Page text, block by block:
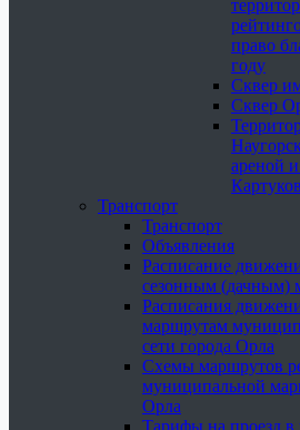
право
году
Сквер
Сквер
ареной
Транспорт
Транспорт
Объявления
Расписание
сезонным (дачным)
Расписания
маршрутам
сети города Орла
Схемы маршрутов
муниципальной
Орла
Тарифы на проезд в